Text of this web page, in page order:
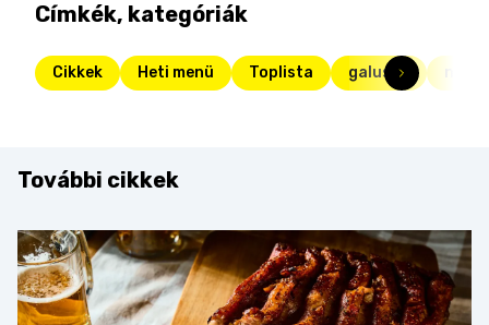
Címkék, kategóriák
Cikkek Heti menü Toplista galuska
További cikkek